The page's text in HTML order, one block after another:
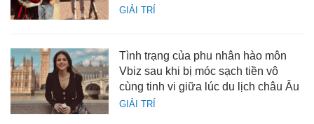
GIẢI TRÍ
GIẢI TRÍ
Tình trạng của phu nhân hào môn
Vbiz sau khi bị móc sạch tiền vô
cùng tinh vi giữa lúc du lịch châu Âu